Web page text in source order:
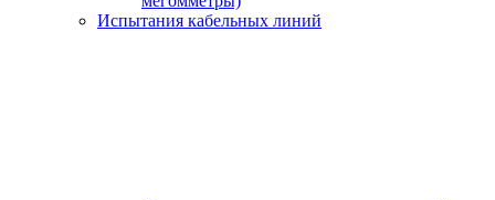
Испытания кабельных линий